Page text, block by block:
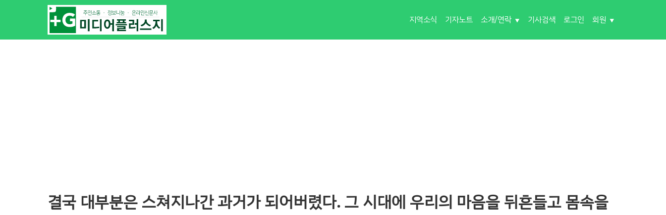
지역소식 기자노트 소개/연락 기사검색 로그인 회원
결국 대부분은 스쳐지나간 과거가 되어버렸다. 그 시대에 우리의 마음을 뒤흔들고 몸속을